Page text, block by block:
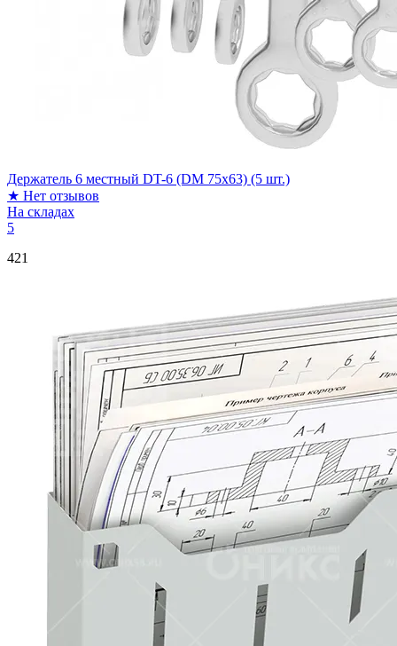
Держатель 6 местный DT-6 (DM 75x63) (5 шт.)
★ Нет отзывов
На складах
5
421